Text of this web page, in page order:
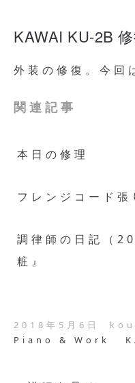
KAWAI KU-2B 修
外装の修復。今回
関連記事
本日の修理
フレンジコード張
調律師の日記（
粧』
2018年5月6日
Piano & Work